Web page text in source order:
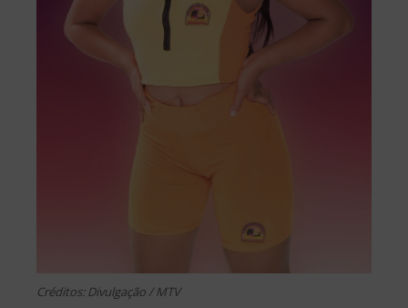
Créditos: Divulgação / MTV